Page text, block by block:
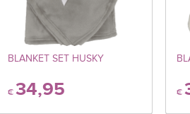
BLANKET SET HUSKY
€34,95 €